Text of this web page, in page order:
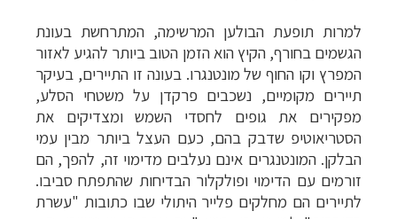
למרות תופעת הבולען המרשימה, המתרחשת בעונת
הגשמים בחורף, הקיץ הוא הזמן הטוב ביותר להגיע לאזור
המפרץ וקו החוף של מונטנגרו. בעונה זו התיירים, בעיקר
תיירים מקומיים, נשכבים פרקדן על משטחי הסלע,
מפקירים את גופים לחסדי השמש ומצדיקים את
הסטריאוטיפ שדבק בהם, כעם העצל ביותר מבין עמי
הבלקן. המונטנגרים אינם נעלבים מדימוי זה, להפך, הם
זורמים עם הדימוי ופולקלור הבדיחות שהתפתח סביבו.
לתיירים הם מחלקים פלייר היתולי שבו כתובות "עשרת